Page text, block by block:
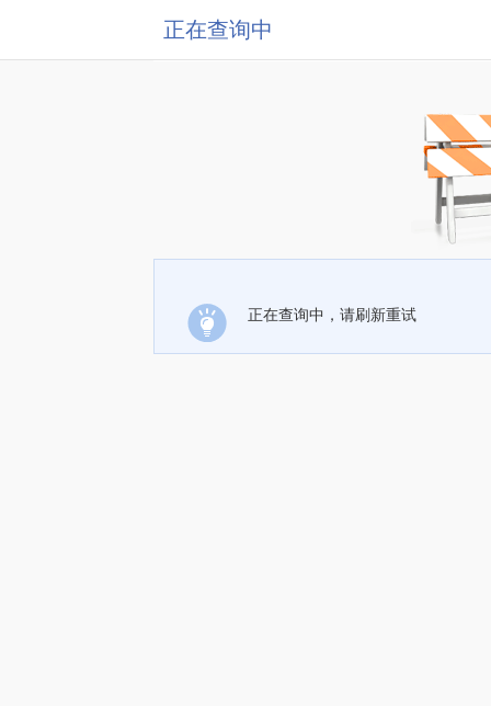
正在查询中
正在查询中，请刷新重试